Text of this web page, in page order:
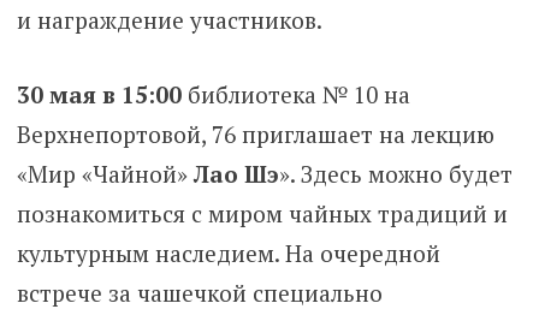
и награждение участников.
30 мая в 15:00библиотека № 10 на
Верхнепортовой, 76 приглашает на лекцию
«Мир «Чайной»Лао Шэ». Здесь можно будет
познакомиться с миром чайных традиций и
культурным наследием. На очередной
встрече за чашечкой специально